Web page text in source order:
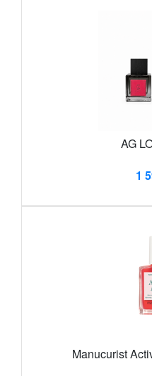
AG
1
Manucurist